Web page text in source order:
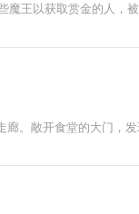
魔王以获取赏金的人，
廊。敞开食堂的大门，